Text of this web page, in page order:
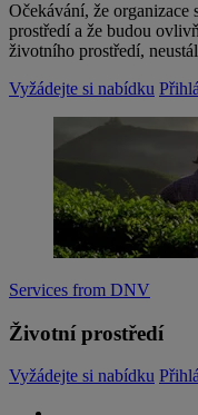
​Očekávání, že
prostředí a že budou
životního prostředí,
Vyžádejte si nabídku
Services from DNV
Životní prostředí
Vyžádejte si nabídku